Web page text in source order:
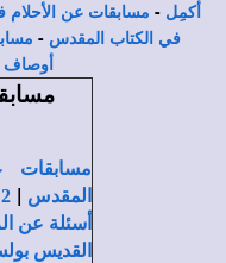
أكمِل - مسابقات عن
في الكتاب المقدس -
أوصاف
المقدس |
2
أسئلة عن
القديس